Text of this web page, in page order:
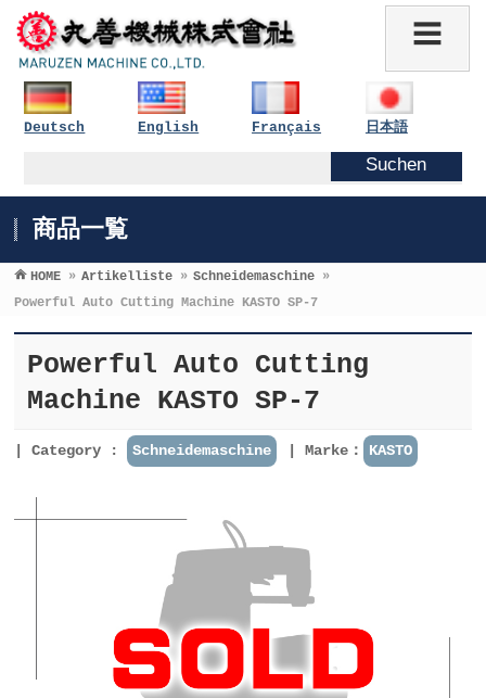
Deutsch English Français 日本語
商品一覧
HOME » Artikelliste » Schneidemaschine »
Powerful Auto Cutting Machine KASTO SP-7
Powerful Auto Cutting
Machine KASTO SP-7
Category : Schneidemaschine Marke： KASTO